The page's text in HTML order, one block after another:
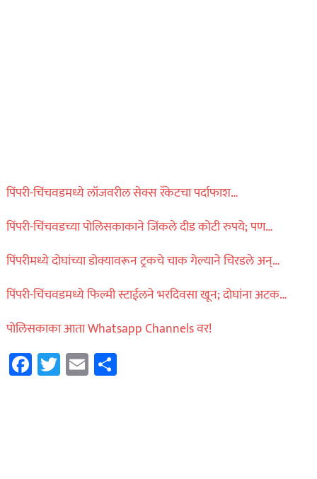
पिंपरी-चिंचवडमध्ये लॉजवरील सेक्स रॅकेटचा पर्दाफाश…
पिंपरी-चिंचवडच्या पोलिसकाकाने जिंकले दीड कोटी रुपये; पण…
पिंपरीमध्ये दोघांच्या डोक्यावरून ट्रकचे चाक गेल्याने चिरडले अन्…
पिंपरी-चिंचवडमध्ये फिल्मी स्टाईलने भरदिवसा खून; दोघांना अटक…
पोलिसकाका आता Whatsapp Channels वर!
Facebook
Twitter
EmailShare